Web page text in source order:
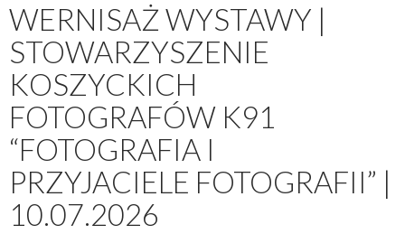
WERNISAŻ WYSTAWY |
STOWARZYSZENIE
KOSZYCKICH
FOTOGRAFÓW K91
“FOTOGRAFIA I
PRZYJACIELE FOTOGRAFII” |
10.07.2026